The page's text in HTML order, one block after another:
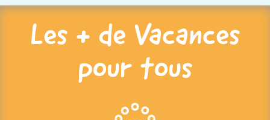
Les + de Vacances
pour tous